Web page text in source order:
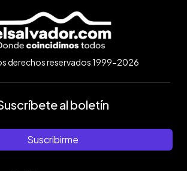
derechos reservados 1999-2026
al boletín
Suscribirme